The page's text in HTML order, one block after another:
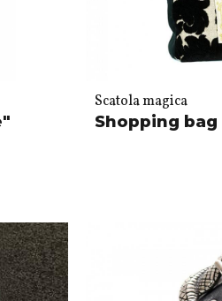
Scatola magica
Shopping